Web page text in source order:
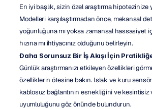
En iyi başlık, sizin özel araştırma hipotezinize
Modelleri karşılaştırmadan önce, mekansal
yoğunluğuna mı yoksa zamansal hassasiyet
hızına mı ihtiyacınız olduğunu belirleyin.
Daha Sorunsuz Bir İş Akışı İçin
Günlük araştırmanızı etkileyen özellikleri
özelliklerin ötesine bakın. Islak ve kuru
kablosuz bağlantının esnekliğini ve kesintisiz
uyumluluğunu göz önünde bulundurun.